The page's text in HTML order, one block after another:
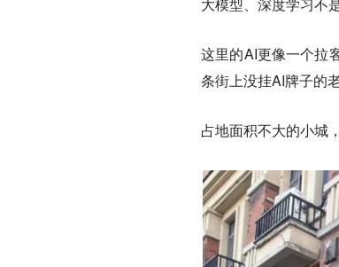
这里的AI更像一个拉
条街上没挂AI牌子的
占地面积不大的小城